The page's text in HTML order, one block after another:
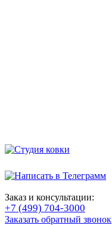
Заказ и консультации:
+7 (499) 704-3000
Заказать обратный звонок